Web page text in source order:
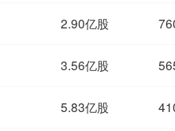
2.90亿股
3.56亿股
5.83亿股